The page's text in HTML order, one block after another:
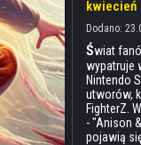
kwiecień
Dodano:
Świat
wypatruje
Nintendo
utworów,
FighterZ.
- "Anison
pojawią